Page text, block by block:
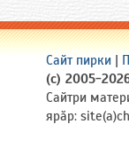
Сайт пирки |
(c) 2005-
Сайтри
ярӑр: